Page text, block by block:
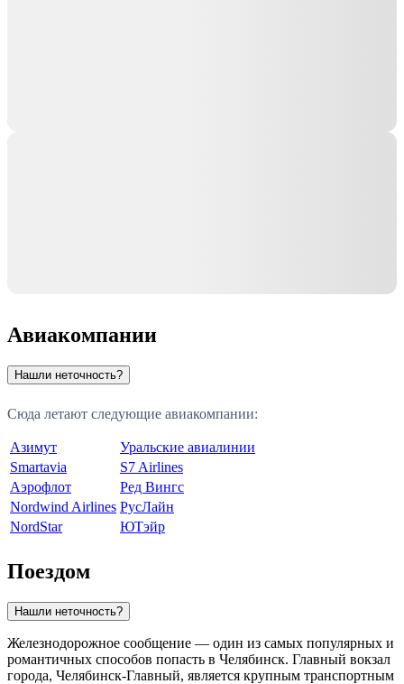
Авиакомпании
Нашли неточность?
Сюда летают следующие авиакомпании:
Азимут
Уральские авиалинии
Smartavia
S7 Airlines
Аэрофлот
Ред Вингс
Nordwind Airlines РусЛайн
NordStar
ЮТэйр
Поездом
Нашли неточность?
Железнодорожное сообщение — один из самых популярных и
романтичных способов попасть в Челябинск. Главный вокзал
города, Челябинск-Главный, является крупным транспортным